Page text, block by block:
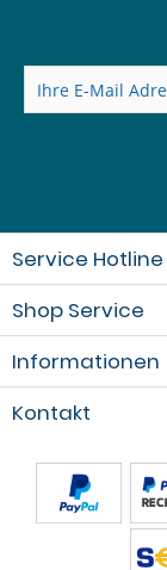
Service Hotline
Shop Service
Informationen
Kontakt